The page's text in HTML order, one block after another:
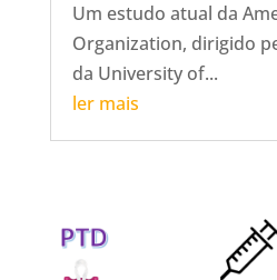
Um estudo atual da
Organization, dirigido
da University of...
ler mais